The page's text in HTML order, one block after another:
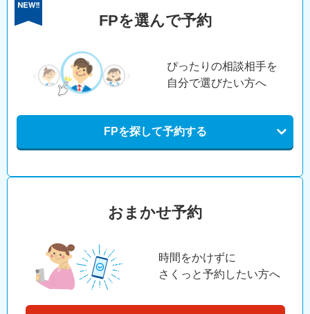
FPを選んで予約
ぴったりの相談相手を
自分で選びたい方へ
FPを探して予約する
おまかせ予約
時間をかけずに
さくっと予約したい方へ